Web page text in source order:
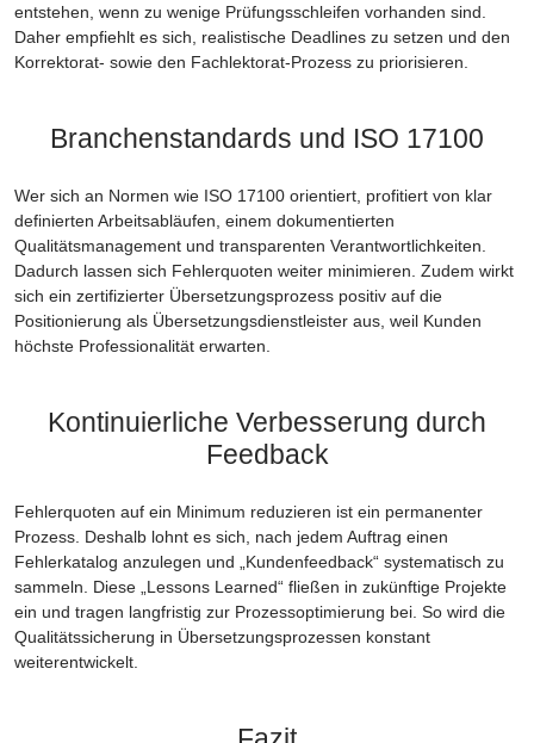
entstehen, wenn zu wenige Prüfungsschleifen vorhanden sind.
Daher empfiehlt es sich, realistische Deadlines zu setzen und den
Korrektorat- sowie den Fachlektorat-Prozess zu priorisieren.
Branchenstandards und ISO 17100
Wer sich an Normen wie ISO 17100 orientiert, profitiert von klar
definierten Arbeitsabläufen, einem dokumentierten
Qualitätsmanagement und transparenten Verantwortlichkeiten.
Dadurch lassen sich Fehlerquoten weiter minimieren. Zudem wirkt
sich ein zertifizierter Übersetzungsprozess positiv auf die
Positionierung als Übersetzungsdienstleister aus, weil Kunden
höchste Professionalität erwarten.
Kontinuierliche Verbesserung durch
Feedback
Fehlerquoten auf ein Minimum reduzieren ist ein permanenter
Prozess. Deshalb lohnt es sich, nach jedem Auftrag einen
Fehlerkatalog anzulegen und „Kundenfeedback“ systematisch zu
sammeln. Diese „Lessons Learned“ fließen in zukünftige Projekte
ein und tragen langfristig zur Prozessoptimierung bei. So wird die
Qualitätssicherung in Übersetzungsprozessen konstant
weiterentwickelt.